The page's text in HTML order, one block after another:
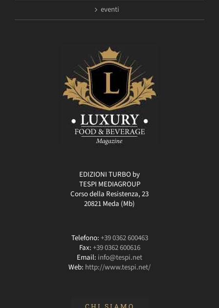
eventi
EDIZIONI TURBO by
TESPI MEDIAGROUP
Corso della Resistenza, 23
20821 Meda (Mb)
Telefono:+39 0362 600463
Fax:+39 0362 600616
Email: info@tespi.net
Web: http://www.tespi.net/